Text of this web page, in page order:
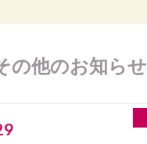
の他のお知らせ